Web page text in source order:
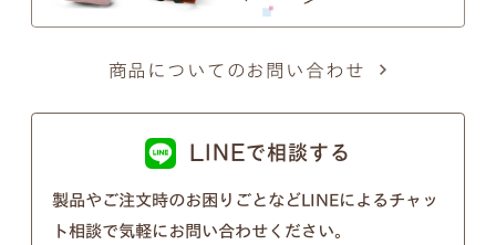
商品についてのお問い合わせ
LINEで相談する
製品やご注文時のお困りごとなどLINEによるチャッ
ト相談で気軽にお問い合わせください。
筆記体のSとT、zとxについて
筆記体のSとT、zとxの文字が似ているため、間違い